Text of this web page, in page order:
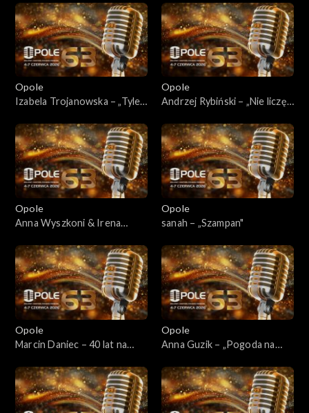
tam, gdzie byłem”
Opole
Izabela Trojanowska – „Tyle
„Pieśń o cegle” / „Wszystko
czego dziś chcę”
Opole
Andrzej Rybiński – „Nie liczę
Opole
Anna Wyszkoni & Irena
Opole
sanah – „Szampan"
Opole
Marcin Daniec – 40 lat na
Opole
Anna Guzik – „Pogoda na